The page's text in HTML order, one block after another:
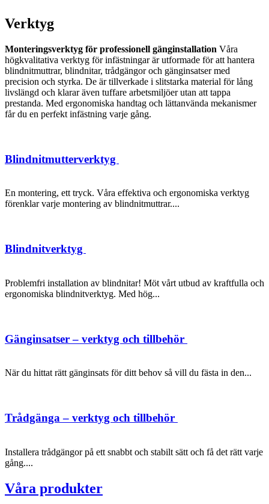
Verktyg
Monteringsverktyg för professionell gänginstallation Våra
högkvalitativa verktyg för infästningar är utformade för att hantera
blindnitmuttrar, blindnitar, trådgängor och gänginsatser med
precision och styrka. De är tillverkade i slitstarka material för lång
livslängd och klarar även tuffare arbetsmiljöer utan att tappa
prestanda. Med ergonomiska handtag och lättanvända mekanismer
får du en perfekt infästning varje gång.
Blindnitmutterverktyg
En montering, ett tryck. Våra effektiva och ergonomiska verktyg
förenklar varje montering av blindnitmuttrar....
Blindnitverktyg
Problemfri installation av blindnitar! Möt vårt utbud av kraftfulla och
ergonomiska blindnitverktyg. Med hög...
Gänginsatser – verktyg och tillbehör
När du hittat rätt gänginsats för ditt behov så vill du fästa in den...
Trådgänga – verktyg och tillbehör
Installera trådgängor på ett snabbt och stabilt sätt och få det rätt varje
gång....
Våra produkter